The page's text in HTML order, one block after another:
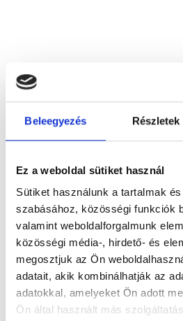
Beleegyezés Részletek
Ez a weboldal sütiket használ
Sütiket használunk a tartalmak
szabásához, közösségi funkciók
valamint weboldalforgalmunk
közösségi média-, hirdető- és
megosztjuk az Ön
adatait, akik kombinálhatják az
adatokkal, amelyeket Ön adott
Ön által használt más
Be‐Dent Bt.
2310 Szigetszentmiklós, Gyártelep
Válassz szakterületet